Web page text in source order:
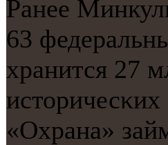
Ранее
63
хранится 27
«Охрана»